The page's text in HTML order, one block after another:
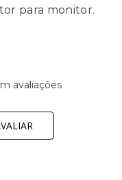
para monitor.
avaliações